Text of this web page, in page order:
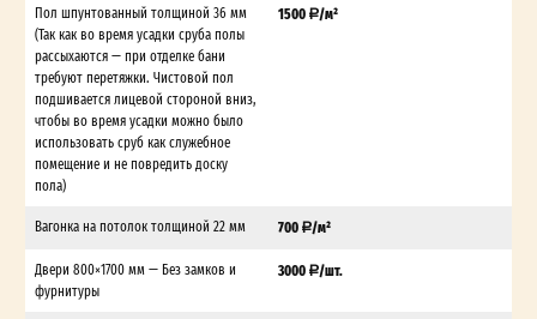
Пол шпунтованный толщиной 36 мм
(Так как во время усадки сруба полы
рассыхаются — при отделке бани
требуют перетяжки. Чистовой пол
подшивается лицевой стороной вниз,
чтобы во время усадки можно было
использовать сруб как служебное
помещение и не повредить доску
пола)
1500 /м²
Вагонка на потолок толщиной 22 мм 700 /м²
Двери 800×1700 мм — Без замков и
фурнитуры
3000 /шт.